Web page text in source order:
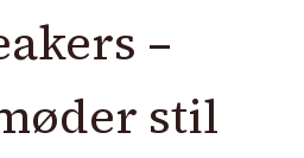
–
stil